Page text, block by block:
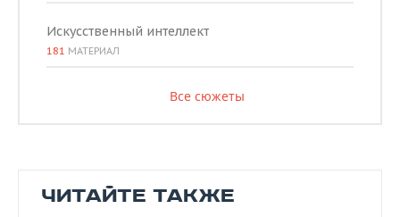
Искусственный интеллект
181 МАТЕРИАЛ
Все сюжеты
ЧИТАЙТЕ ТАКЖЕ